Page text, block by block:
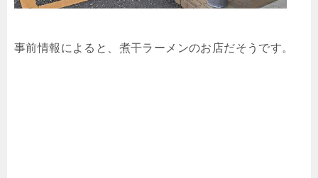
事前情報によると、煮干ラーメンのお店だそうです。